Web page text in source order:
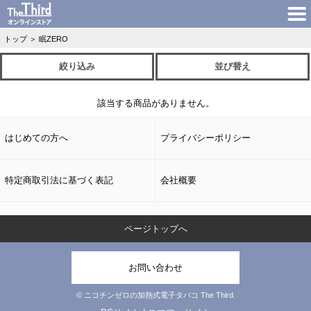
トップ ＞ 眠ZERO
絞り込み 並び替え
該当する商品がありません。
はじめての方へ プライバシーポリシー
特定商取引法に基づく表記 会社概要
ページトップへ
お問い合わせ
© ニコチンゼロの加熱式電子タバコ The Third.